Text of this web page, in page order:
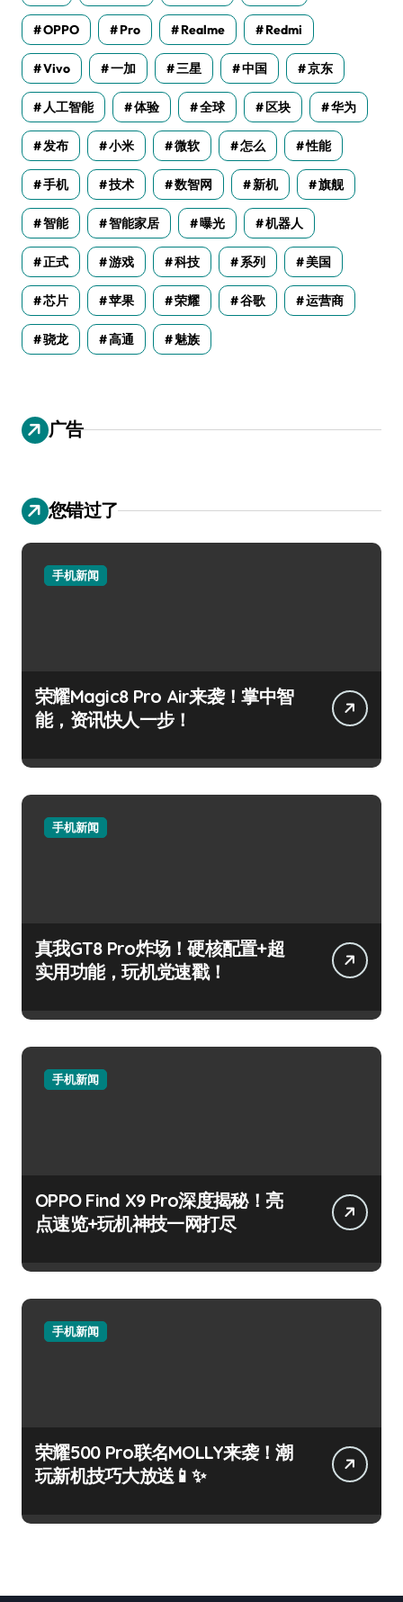
OPPO Pro Realme Redmi
Vivo 一加 三星 中国 京东
人工智能 体验 全球 区块 华为
发布 小米 微软 怎么 性能
手机 技术 数智网 新机 旗舰
智能 智能家居 曝光 机器人
正式 游戏 科技 系列 美国
芯片 苹果 荣耀 谷歌 运营商
骁龙 高通 魅族
广告
您错过了
手机新闻
荣耀Magic8 Pro Air来袭！掌中智
能，资讯快人一步！
手机新闻
真我GT8 Pro炸场！硬核配置+超
实用功能，玩机党速戳！
手机新闻
OPPO Find X9 Pro深度揭秘！亮
点速览+玩机神技一网打尽
手机新闻
荣耀500 Pro联名MOLLY来袭！潮
玩新机技巧大放送📱✨